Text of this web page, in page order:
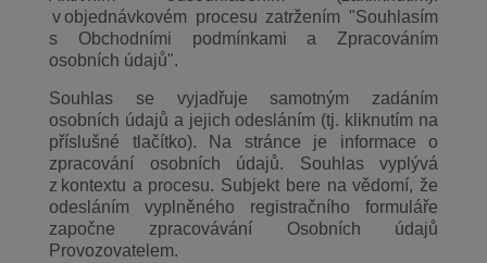
v objednávkovém procesu zatržením "Souhlasím
s Obchodními podmínkami a Zpracováním
osobních údajů".
Souhlas se vyjadřuje samotným zadáním
osobních údajů a jejich odesláním (tj. kliknutím na
příslušné tlačítko). Na stránce je informace o
zpracování osobních údajů. Souhlas vyplývá
z kontextu a procesu. Subjekt bere na vědomí, že
odesláním vyplněného registračního formuláře
započne zpracovávání Osobních údajů
Provozovatelem.